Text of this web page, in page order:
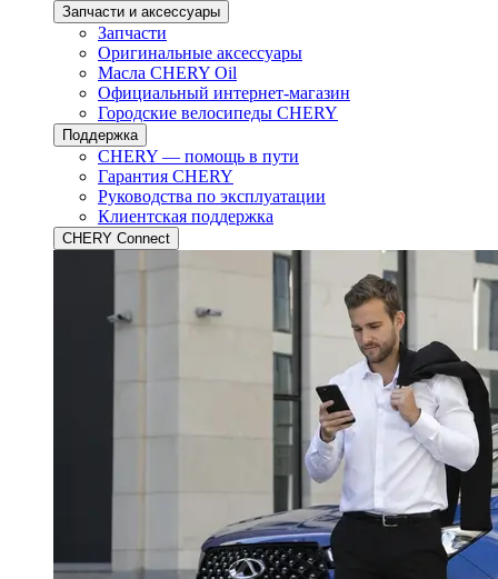
Запчасти и аксессуары
Запчасти
Оригинальные аксессуары
Масла CHERY Oil
Официальный интернет-магазин
Городские велосипеды CHERY
Поддержка
CHERY — помощь в пути
Гарантия CHERY
Руководства по эксплуатации
Клиентская поддержка
CHERY Connect